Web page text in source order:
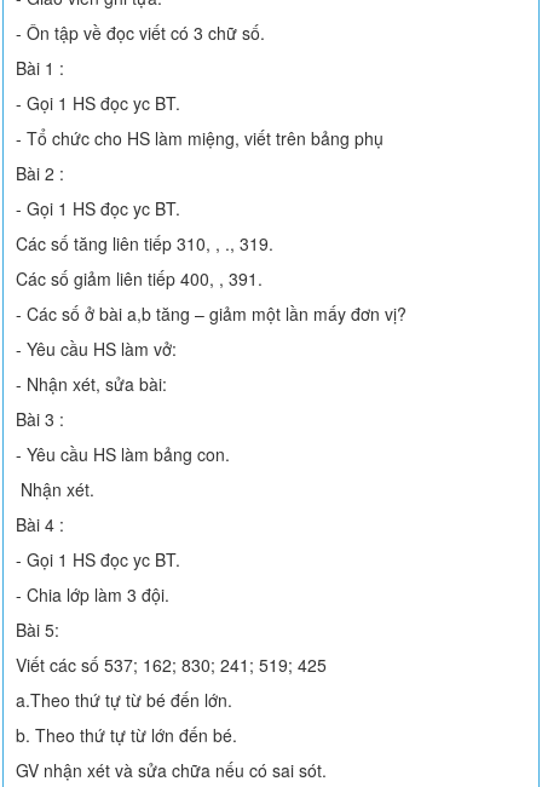
- Ôn tập về đọc viết có 3 chữ số.
Bài 1 :
- Gọi 1 HS đọc yc BT.
- Tổ chức cho HS làm miệng, viết trên bảng phụ
Bài 2 :
- Gọi 1 HS đọc yc BT.
Các số tăng liên tiếp 310, , ., 319.
Các số giảm liên tiếp 400, , 391.
- Các số ở bài a,b tăng – giảm một lần mấy đơn vị?
- Yêu cầu HS làm vở:
- Nhận xét, sửa bài:
Bài 3 :
- Yêu cầu HS làm bảng con.
Nhận xét.
Bài 4 :
- Gọi 1 HS đọc yc BT.
- Chia lớp làm 3 đội.
Bài 5:
Viết các số 537; 162; 830; 241; 519; 425
a.Theo thứ tự từ bé đến lớn.
b. Theo thứ tự từ lớn đến bé.
GV nhận xét và sửa chữa nếu có sai sót.